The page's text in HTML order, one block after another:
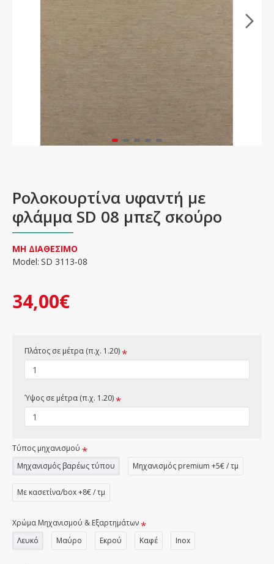
Ρολοκουρτίνα υφαντή με
φλάμμα SD 08 μπεζ σκούρο
34,00€
ΜΗ ΔΙΑΘΕΣΙΜΟ
Model: SD 3113-08
Πλάτος σε μέτρα (π.χ. 1.20)
Ύψος σε μέτρα (π.χ. 1.20)
Τύπος μηχανισμού
Μηχανισμός βαρέως τύπου
Μηχανισμός premium +5€ / τμ
Με κασετίνα/box +8€ / τμ
Χρώμα Μηχανισμού & Εξαρτημάτων
Λευκό
Μαύρο Εκρού Καφέ Inox